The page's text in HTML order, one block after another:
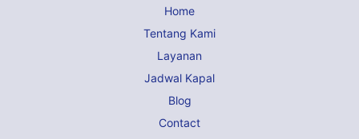
Home
Tentang Kami
Layanan
Jadwal Kapal
Blog
Contact